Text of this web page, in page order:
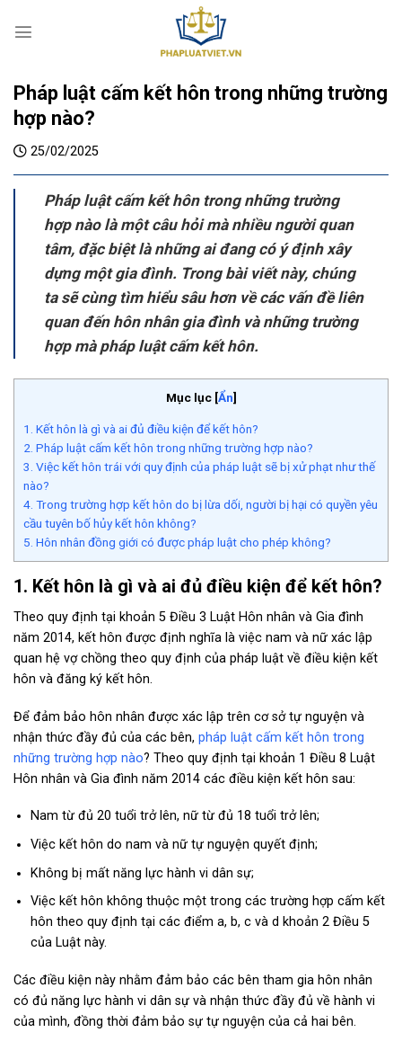
Pháp luật cấm kết hôn trong những trường
hợp nào?
25/02/2025
Pháp luật cấm kết hôn trong những trường
hợp nào là một câu hỏi mà nhiều người quan
tâm, đặc biệt là những ai đang có ý định xây
dựng một gia đình. Trong bài viết này, chúng
ta sẽ cùng tìm hiểu sâu hơn về các vấn đề liên
quan đến hôn nhân gia đình và những trường
hợp mà pháp luật cấm kết hôn.
Mục lục [Ẩn]
1. Kết hôn là gì và ai đủ điều kiện để kết hôn?
2. Pháp luật cấm kết hôn trong những trường hợp nào?
3. Việc kết hôn trái với quy định của pháp luật sẽ bị xử phạt như thế
nào?
4. Trong trường hợp kết hôn do bị lừa dối, người bị hại có quyền yêu
cầu tuyên bố hủy kết hôn không?
5. Hôn nhân đồng giới có được pháp luật cho phép không?
1. Kết hôn là gì và ai đủ điều kiện để kết hôn?
Theo quy định tại khoản 5 Điều 3 Luật Hôn nhân và Gia đình
năm 2014, kết hôn được định nghĩa là việc nam và nữ xác lập
quan hệ vợ chồng theo quy định của pháp luật về điều kiện kết
hôn và đăng ký kết hôn.
Để đảm bảo hôn nhân được xác lập trên cơ sở tự nguyện và
nhận thức đầy đủ của các bên, pháp luật cấm kết hôn trong
những trường hợp nào? Theo quy định tại khoản 1 Điều 8 Luật
Hôn nhân và Gia đình năm 2014 các điều kiện kết hôn sau:
Nam từ đủ 20 tuổi trở lên, nữ từ đủ 18 tuổi trở lên;
Việc kết hôn do nam và nữ tự nguyện quyết định;
Không bị mất năng lực hành vi dân sự;
Việc kết hôn không thuộc một trong các trường hợp cấm kết
hôn theo quy định tại các điểm a, b, c và d khoản 2 Điều 5
của Luật này.
Các điều kiện này nhằm đảm bảo các bên tham gia hôn nhân
có đủ năng lực hành vi dân sự và nhận thức đầy đủ về hành vi
của mình, đồng thời đảm bảo sự tự nguyện của cả hai bên.